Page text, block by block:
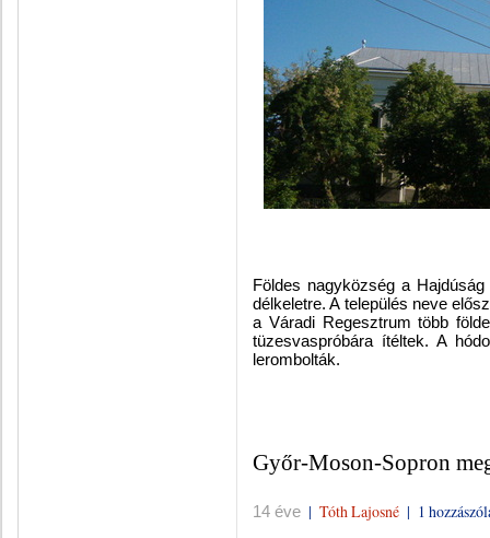
Földes nagyközség a
délkeletre. A település neve
a Váradi Regesztrum több
tüzesvaspróbára ítéltek. A
lerombolták.
Győr-Moson-Sopron
14 éve | Tóth Lajosné | 1